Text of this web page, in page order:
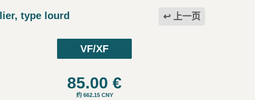
上一页
type lourd
VF/XF
85.00 €
约 662.15 CNY